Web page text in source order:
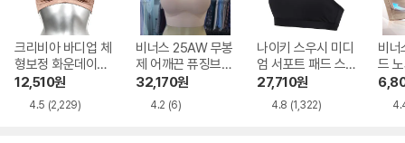
크리비아 바디업 체
형보정 화운데이션
브라 CBR2000
12,510원
4.5 (2,229)
비너스 25AW 무봉
제 어깨끈 퓨징브라
VBRS940-SK
32,170원
4.2 (6)
나이키 스우시 미디
엄 서포트 패드 스
포츠 브래지어_DX
6822
27,710원
4.8 (1,322)
비너
드
브라